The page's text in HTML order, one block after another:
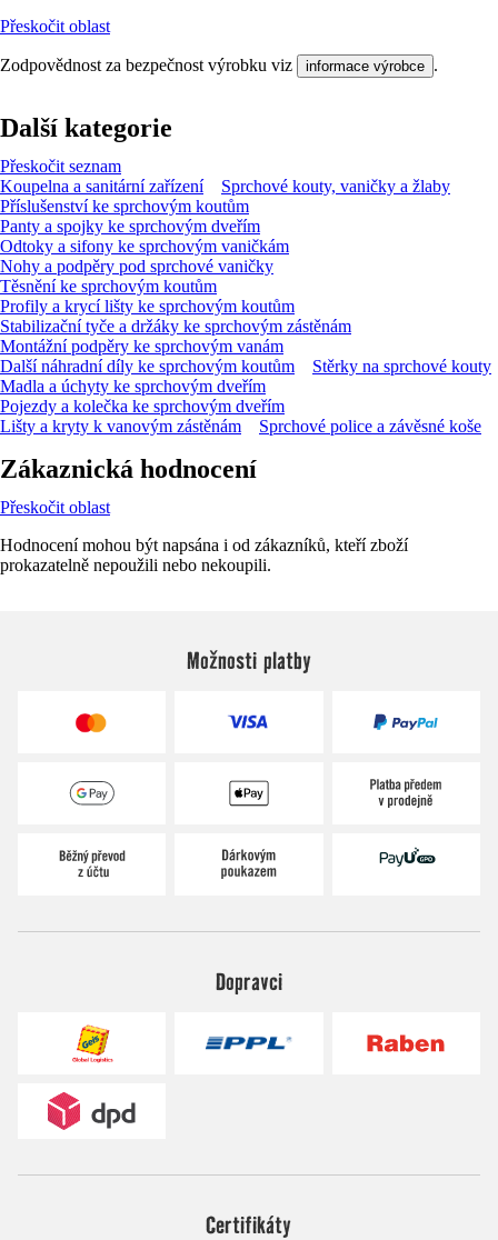
Přeskočit oblast
Zodpovědnost za bezpečnost výrobku viz informace výrobce .
Další kategorie
Přeskočit seznam
Koupelna a sanitární zařízení
Sprchové kouty, vaničky a žlaby
Příslušenství ke sprchovým koutům
Panty a spojky ke sprchovým dveřím
Odtoky a sifony ke sprchovým vaničkám
Nohy a podpěry pod sprchové vaničky
Těsnění ke sprchovým koutům
Profily a krycí lišty ke sprchovým koutům
Stabilizační tyče a držáky ke sprchovým zástěnám
Montážní podpěry ke sprchovým vanám
Další náhradní díly ke sprchovým koutům
Stěrky na sprchové kouty
Madla a úchyty ke sprchovým dveřím
Pojezdy a kolečka ke sprchovým dveřím
Lišty a kryty k vanovým zástěnám
Sprchové police a závěsné koše
Zákaznická hodnocení
Přeskočit oblast
Hodnocení mohou být napsána i od zákazníků, kteří zboží
prokazatelně nepoužili nebo nekoupili.
Možnosti platby
Dopravci
Certifikáty